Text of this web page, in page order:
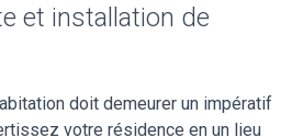
et installation de
doit demeurer un impératif
votre résidence en un lieu